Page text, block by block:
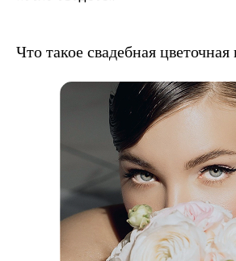
Что такое свадебная цветочная